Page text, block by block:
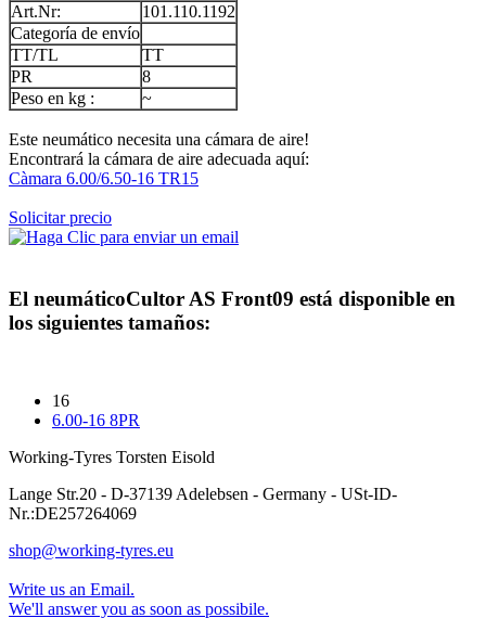
Art.Nr:
101.110.1192
Categoría de envío
TT/TL
TT
PR
8
Peso en kg :
~
Este neumático necesita una cámara de aire!
Encontrará la cámara de aire adecuada aquí:
Càmara 6.00/6.50-16 TR15
Solicitar precio
El neumáticoCultor AS Front09 está disponible en
los siguientes tamaños:
16
6.00-16 8PR
Working-Tyres Torsten Eisold
Lange Str.20 - D-37139 Adelebsen - Germany - USt-ID-
Nr.:DE257264069
shop@working-tyres.eu
Write us an Email.
We'll answer you as soon as possibile.